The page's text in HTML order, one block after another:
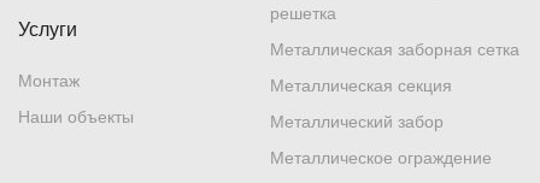
решетка
Металлическая заборная сетка
Металлическая секция
Металлический забор
Металлическое ограждение
Услуги
Монтаж
Наши объекты